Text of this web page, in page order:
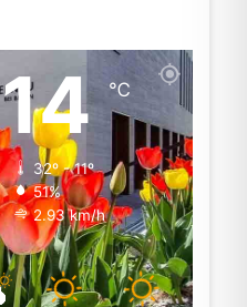
14℃
32º - 11º
51%
2.93 km/h